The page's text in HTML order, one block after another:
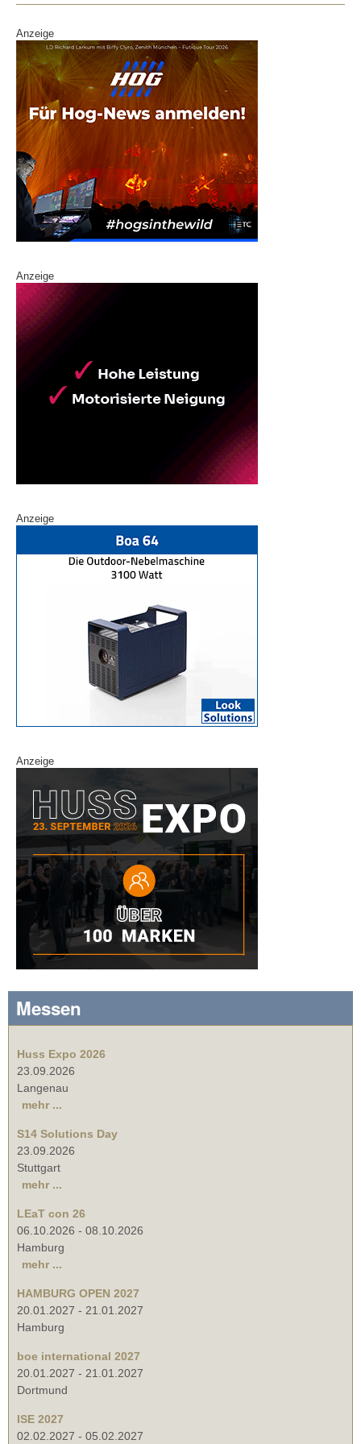
k
Anzeige
Anzeige
Anzeige
Anzeige
Messen
Huss Expo 2026
23.09.2026
Langenau
mehr ...
S14 Solutions Day
23.09.2026
Stuttgart
mehr ...
LEaT con 26
06.10.2026 - 08.10.2026
Hamburg
mehr ...
HAMBURG OPEN 2027
20.01.2027 - 21.01.2027
Hamburg
boe international 2027
20.01.2027 - 21.01.2027
Dortmund
ISE 2027
02.02.2027 - 05.02.2027